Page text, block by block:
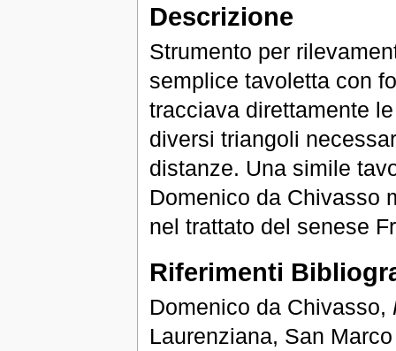
Descrizione
Strumento per
semplice tavoletta con
tracciava direttamente
diversi triangoli
distanze. Una simile
Domenico da Chivasso
nel trattato del senese
Riferimenti
Domenico da Chivasso,
Laurenziana, San